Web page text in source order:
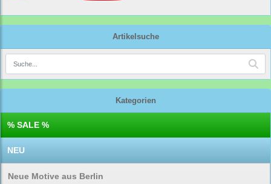
Artikelsuche
Kategorien
% SALE %
NEU
Neue Motive aus Berlin